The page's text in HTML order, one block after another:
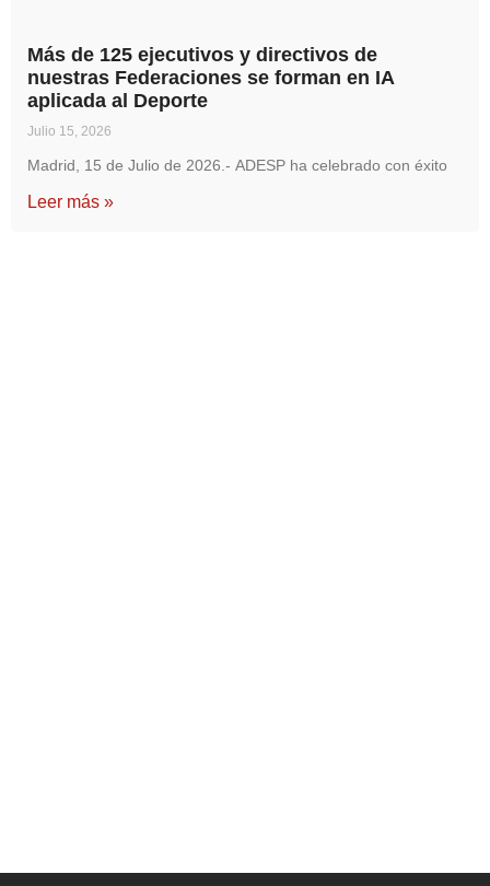
Más de 125 ejecutivos y directivos de
nuestras Federaciones se forman en IA
aplicada al Deporte
Julio 15, 2026
Madrid, 15 de Julio de 2026.- ADESP ha celebrado con éxito
Leer más »